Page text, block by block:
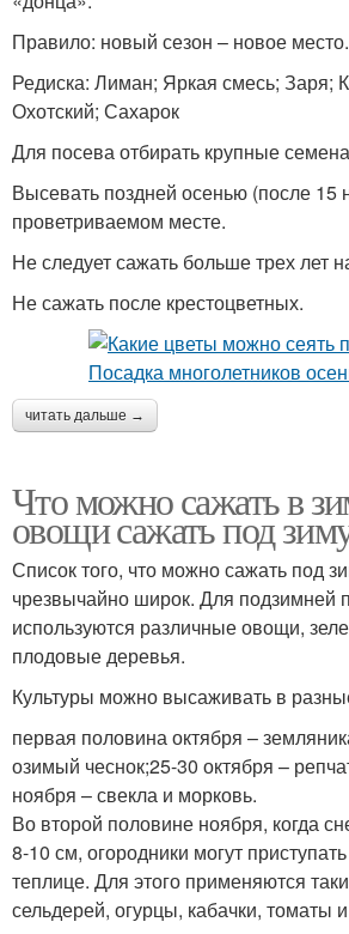
Правило: новый сезон – новое место.
Редиска: Лиман; Яркая смесь; Заря;
Охотский; Сахарок
Для посева отбирать крупные
Высевать поздней осенью (после 15
проветриваемом месте.
Не следует сажать больше трех лет
Не сажать после крестоцветных.
читать дальше →
Что можно сажать в
овощи сажать под
Список того, что можно сажать под
чрезвычайно широк. Для подзимней
используются различные овощи,
плодовые деревья.
Культуры можно высаживать в
первая половина октября –
озимый чеснок;25-30 октября –
ноября – свекла и морковь.
Во второй половине ноября, когда
8-10 см, огородники могут
теплице. Для этого применяются
сельдерей, огурцы, кабачки, томаты